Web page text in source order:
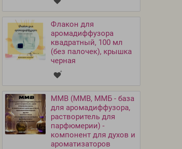
Флакон для
аромадиффузора
квадратный, 100 мл
(без палочек), крышка
черная
MMB (ММВ, ММБ - база
для аромадиффузора,
растворитель для
парфюмерии) -
компонент для духов и
ароматизаторов